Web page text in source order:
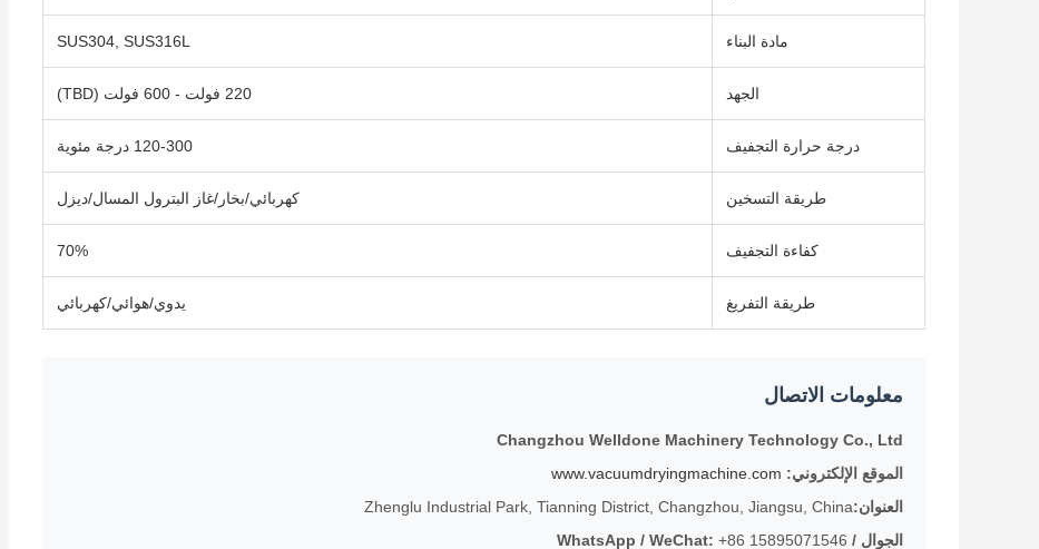
مادة البناء SUS304, SUS316L
الجهد 220 فولت - 600 فولت (TBD)
درجة حرارة التجفيف 120-300 درجة مئوية
طريقة التسخين كهربائي/بخار/غاز البترول المسال/ديزل
كفاءة التجفيف 70%
طريقة التفريغ يدوي/هوائي/كهربائي
معلومات الاتصال
Changzhou Welldone Machinery Technology Co., Ltd
الموقع الإلكتروني: www.vacuumdryingmachine.com
العنوان:Zhenglu Industrial Park, Tianning District, Changzhou, Jiangsu, China
الجوال / WhatsApp / WeChat: +86 15895071546